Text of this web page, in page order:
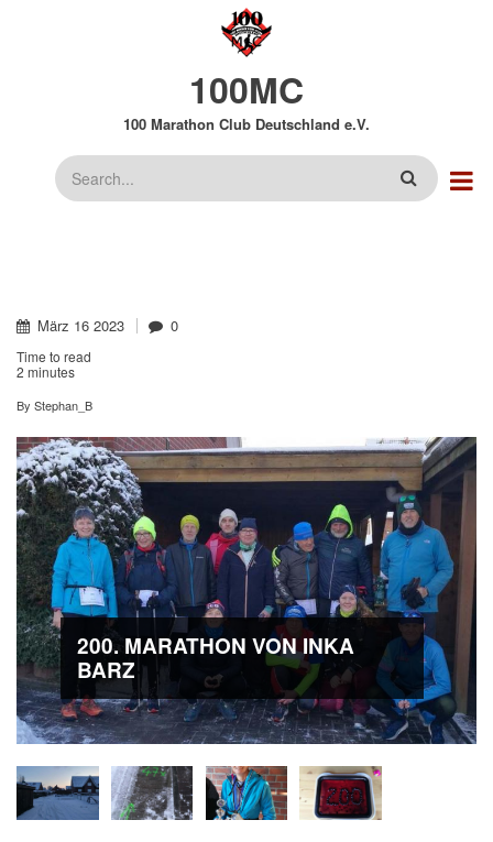
100MC
100 Marathon Club Deutschland e.V.
Suche
März 16 2023 0
Time to read
2 minutes
By Stephan_B
200. MARATHON VON INKA
BARZ